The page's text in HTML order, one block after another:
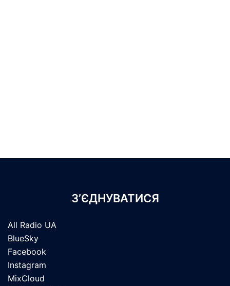
З’ЄДНУВАТИСЯ
All Radio UA
BlueSky
Facebook
Instagram
MixCloud